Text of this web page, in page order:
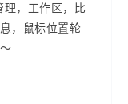
，工作区，比
，鼠标位置轮